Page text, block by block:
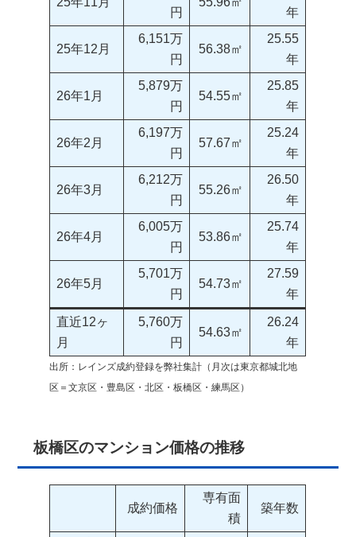
円
年
25年12月
6,151万
円
56.38㎡
25.55
年
26年1月
5,879万
円
54.55㎡
25.85
年
26年2月
6,197万
円
57.67㎡
25.24
年
26年3月
6,212万
円
55.26㎡
26.50
年
26年4月
6,005万
円
53.86㎡
25.74
年
26年5月
5,701万
円
54.73㎡
27.59
年
直近12ヶ
月
5,760万
円
54.63㎡
26.24
年
出所：レインズ成約登録を弊社集計（月次は東京都城北地
区＝文京区・豊島区・北区・板橋区・練馬区）
板橋区のマンション価格の推移
成約価格
専有面
積
築年数